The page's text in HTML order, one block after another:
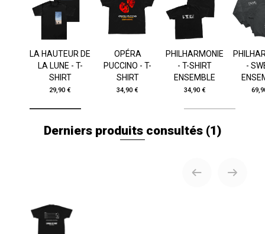
LA HAUTEUR DE
LA LUNE - T-
SHIRT
29,90 €
OPÉRA
PUCCINO - T-
SHIRT
34,90 €
PHILHARMONIE
- T-SHIRT
ENSEMBLE
34,90 €
-
Derniers produits consultés (1)